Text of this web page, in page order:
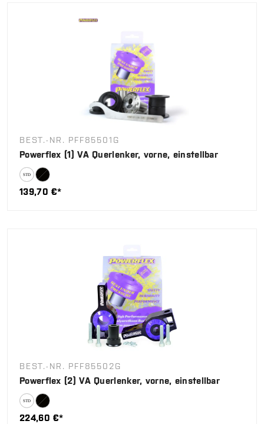
BEST.-NR. PFF85501G
Powerflex (1) VA Querlenker, vorne, einstellbar
139,70 €*
BEST.-NR. PFF85502G
Powerflex (2) VA Querlenker, vorne, einstellbar
224,60 €*